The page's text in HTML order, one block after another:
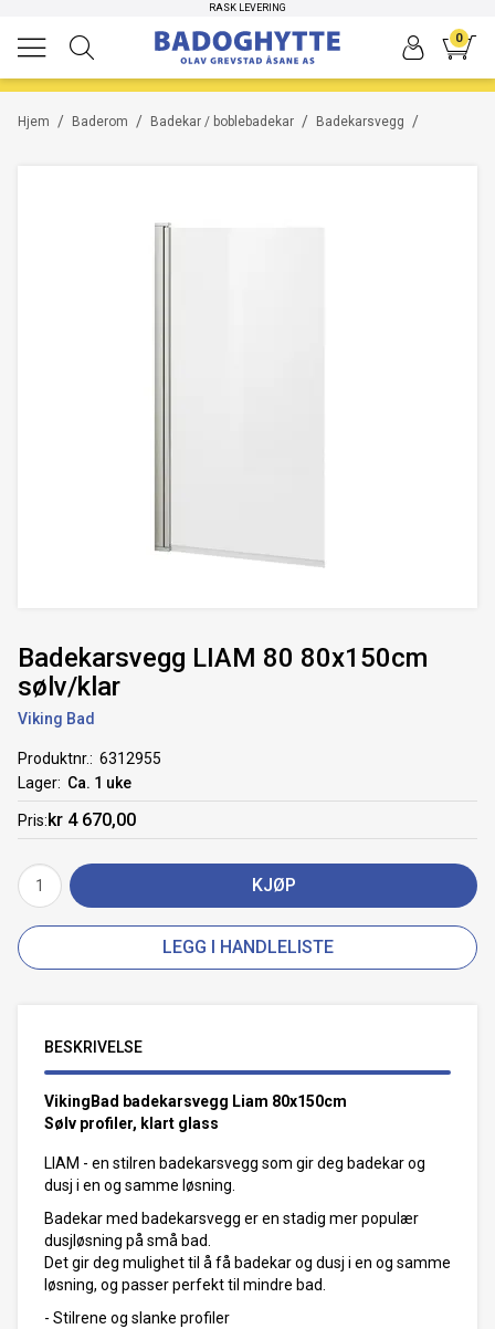
RASK LEVERING
HØYKVALITETS PRODUKTER
0
/
Hjem /
Baderom /
Badekar / boblebadekar /
Badekarsvegg
Badekarsvegg LIAM 80 80x150cm
sølv/klar
Viking Bad
Produktnr.
6312955
Lager
Ca. 1 uke
Pris kr 4 670,00
KJØP
LEGG I HANDLELISTE
BESKRIVELSE
VikingBad badekarsvegg Liam 80x150cm
Sølv profiler, klart glass
LIAM - en stilren badekarsvegg som gir deg badekar og
dusj i en og samme løsning.
Badekar med badekarsvegg er en stadig mer populær
dusjløsning på små bad.
Det gir deg mulighet til å få badekar og dusj i en og samme
løsning, og passer perfekt til mindre bad.
- Stilrene og slanke profiler